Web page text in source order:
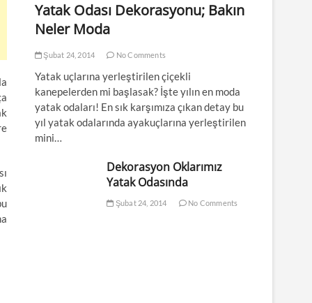
Yatak Odası Dekorasyonu; Bakın
Neler Moda
Şubat 24, 2014 No Comments
Yatak uçlarına yerleştirilen çiçekli
kanepelerden mi başlasak? İşte yılın en moda
yatak odaları! En sık karşımıza çıkan detay bu
yıl yatak odalarında ayakuçlarına yerleştirilen
mini…
Dekorasyon Oklarımız
Yatak Odasında
Şubat 24, 2014 No Comments